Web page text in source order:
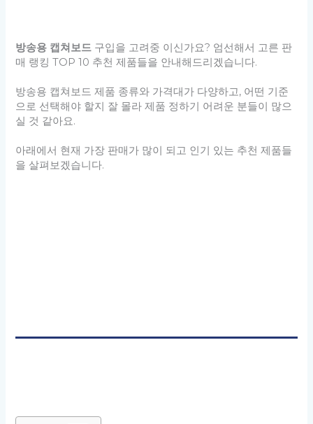
방송용 캡쳐보드 구입을 고려중 이신가요? 엄선해서 고른 판
매 랭킹 TOP 10 추천 제품들을 안내해드리겠습니다.
방송용 캡쳐보드 제품 종류와 가격대가 다양하고, 어떤 기준
으로 선택해야 할지 잘 몰라 제품 정하기 어려운 분들이 많으
실 것 같아요.
아래에서 현재 가장 판매가 많이 되고 인기 있는 추천 제품들
을 살펴보겠습니다.